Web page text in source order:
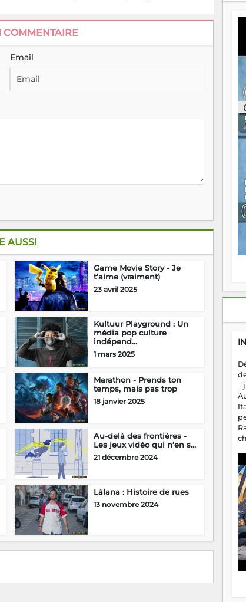
COMMENTAIRE
Email
AUSSI
Game Movie Story - Je
t’aime (vraiment)
23 avril 2025
Kultuur Playground : Un
média pop culture
indépend...
1 mars 2025
Marathon - Prends ton
temps, mais pas trop
18 janvier 2025
Au-delà des frontières -
Les jeux vidéo qui n’en s...
21 décembre 2024
Làlana : Histoire de rues
13 novembre 2024
–